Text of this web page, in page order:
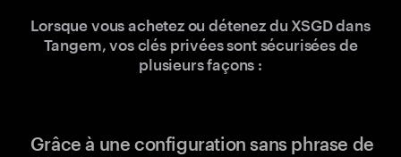
Lorsque vous achetez ou détenez du XSGD dans
Tangem, vos clés privées sont sécurisées de
plusieurs façons :
Grâce à une configuration sans phrase de